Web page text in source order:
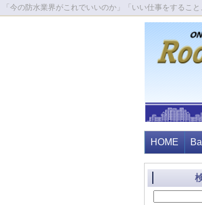
「今の防水業界がこれでいいのか」「いい仕事をするこ
HOME